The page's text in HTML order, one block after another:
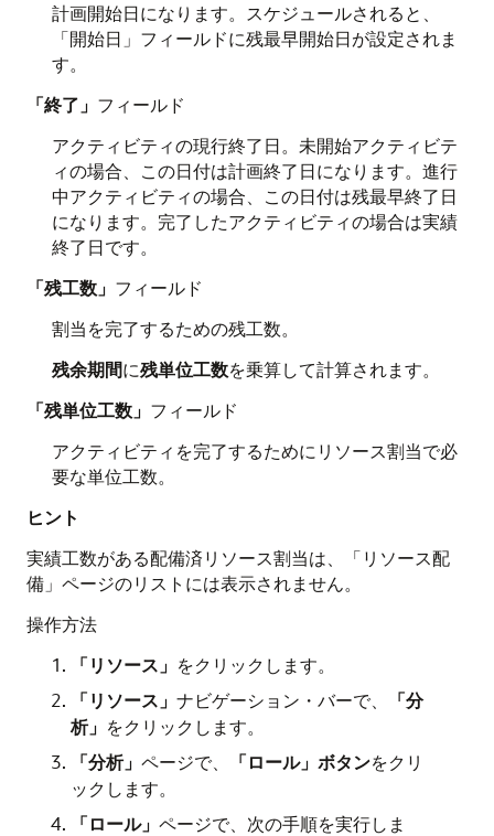
計画開始日になります。スケジュールされると、
「開始日」フィールドに残最早開始日が設定されま
す。
「終了」 フィールド
アクティビティの現行終了日。未開始アクティビテ
ィの場合、この日付は計画終了日になります。進行
中アクティビティの場合、この日付は残最早終了日
になります。完了したアクティビティの場合は実績
終了日です。
「残工数」 フィールド
割当を完了するための残工数。
残余期間に残単位工数を乗算して計算されます。
「残単位工数」 フィールド
アクティビティを完了するためにリソース割当で必
要な単位工数。
ヒント
実績工数がある配備済リソース割当は、「リソース配
備」ページのリストには表示されません。
操作方法
「リソース」 をクリックします。
「リソース」 ナビゲーション・バーで、
「分
析」 をクリックします。
「分析」 ページで、 「ロール」ボタンをクリ
ックします。
「ロール」 ページで、次の手順を実行しま